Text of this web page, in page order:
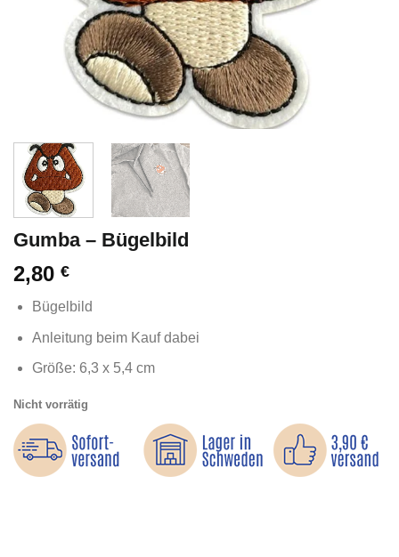
Gumba – Bügelbild
2,80 €
Bügelbild
Anleitung beim Kauf dabei
Größe: 6,3 x 5,4 cm
Nicht vorrätig